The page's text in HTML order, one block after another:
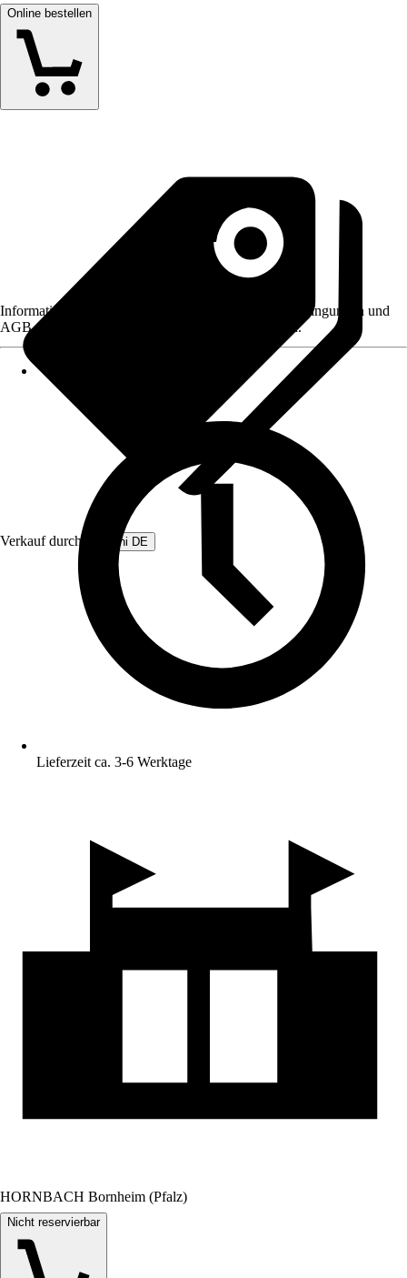
Online bestellen
Verkauf durch: Beliani DE
Informationen des Verkäufers, wie z. B. Rückgabebedingungen und
AGB, finden Sie bei Klick auf den Verkäufernamen.
Lieferzeit ca. 3-6 Werktage
HORNBACH Bornheim (Pfalz)
Nicht reservierbar